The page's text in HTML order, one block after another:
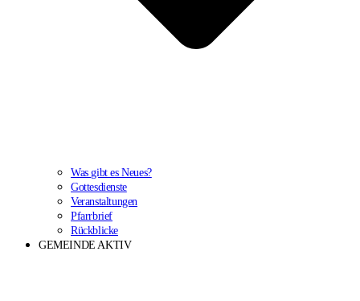
Was gibt es Neues?
Gottesdienste
Veranstaltungen
Pfarrbrief
Rückblicke
GEMEINDE AKTIV